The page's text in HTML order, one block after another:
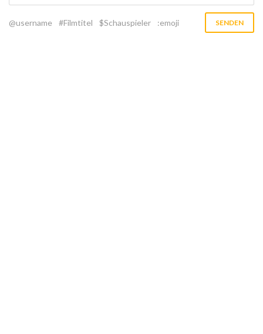
@username #Filmtitel $Schauspieler :emoji